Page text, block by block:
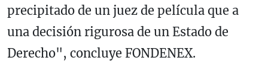
precipitado de un juez de película que a
una decisión rigurosa de un Estado de
Derecho", concluye FONDENEX.